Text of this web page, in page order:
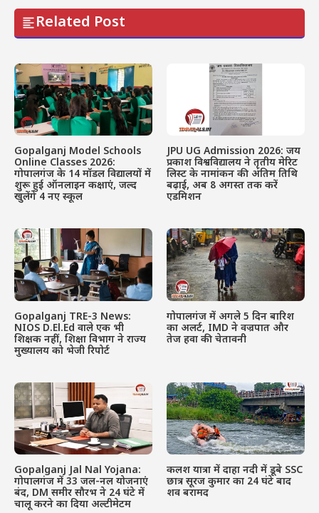
Related Post
Gopalganj Model Schools
Online Classes 2026:
गोपालगंज के 14 मॉडल विद्यालयों में
शुरू हुई ऑनलाइन कक्षाएं, जल्द
खुलेंगे 4 नए स्कूल
JPU UG Admission 2026: जय
प्रकाश विश्वविद्यालय ने तृतीय मेरिट
लिस्ट के नामांकन की अंतिम तिथि
बढ़ाई, अब 8 अगस्त तक करें
एडमिशन
Gopalganj TRE-3 News:
NIOS D.El.Ed वाले एक भी
शिक्षक नहीं, शिक्षा विभाग ने राज्य
मुख्यालय को भेजी रिपोर्ट
गोपालगंज में अगले 5 दिन बारिश
का अलर्ट, IMD ने वज्रपात और
तेज हवा की चेतावनी
Gopalganj Jal Nal Yojana:
गोपालगंज में 33 जल-नल योजनाएं
बंद, DM समीर सौरभ ने 24 घंटे में
चालू करने का दिया अल्टीमेटम
कलश यात्रा में दाहा नदी में डूबे SSC
छात्र सूरज कुमार का 24 घंटे बाद
शव बरामद